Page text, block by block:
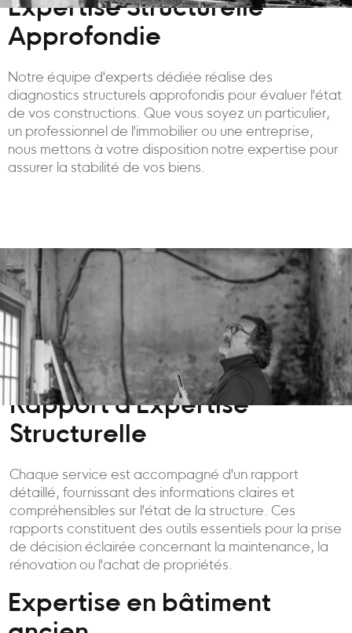
Expertise Structurelle
Approfondie
Notre équipe d'experts dédiée réalise des
diagnostics structurels approfondis pour évaluer l'état
de vos constructions. Que vous soyez un particulier,
un professionnel de l'immobilier ou une entreprise,
nous mettons à votre disposition notre expertise pour
assurer la stabilité de vos biens.
Rapport d'Expertise
Structurelle
Chaque service est accompagné d'un rapport
détaillé, fournissant des informations claires et
compréhensibles sur l'état de la structure. Ces
rapports constituent des outils essentiels pour la prise
de décision éclairée concernant la maintenance, la
rénovation ou l'achat de propriétés.
Expertise en bâtiment